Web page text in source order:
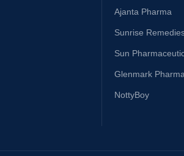
Ajanta Pharma
Sunrise
Sun
Glenmark
NottyBoy